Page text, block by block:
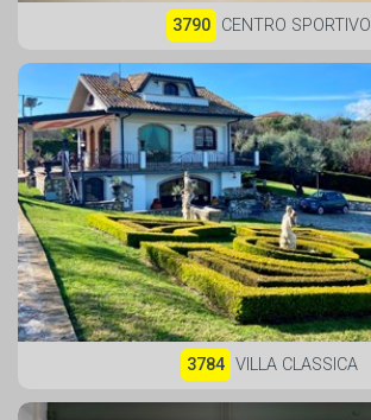
3790 CENTRO SPORTIVO
3784 VILLA CLASSICA